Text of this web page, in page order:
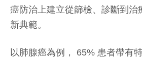
癌防治上建立從篩檢、診斷到治
新典範。
以肺腺癌為例， 65% 患者帶有